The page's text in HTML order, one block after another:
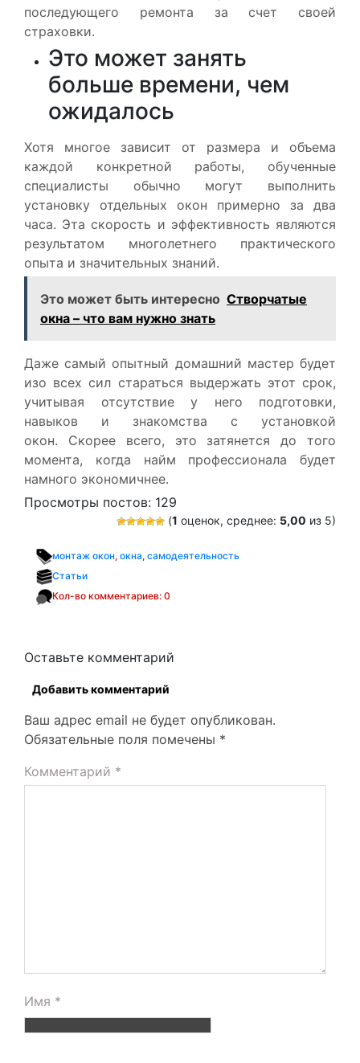
последующего ремонта за счет своей
страховки.
Это может занять
больше времени, чем
ожидалось
Хотя многое зависит от размера и объема
каждой конкретной работы, обученные
специалисты обычно могут выполнить
установку отдельных окон примерно за два
часа. Эта скорость и эффективность являются
результатом многолетнего практического
опыта и значительных знаний.
Это может быть интересно Створчатые
окна – что вам нужно знать
Даже самый опытный домашний мастер будет
изо всех сил стараться выдержать этот срок,
учитывая отсутствие у него подготовки,
навыков и знакомства с установкой
окон. Скорее всего, это затянется до того
момента, когда найм профессионала будет
намного экономичнее.
Просмотры постов: 129
(1 оценок, среднее: 5,00 из 5)
монтаж окон, окна, самодеятельность
Статьи
Кол-во комментариев: 0
Оставьте комментарий
Добавить комментарий
Ваш адрес email не будет опубликован.
Обязательные поля помечены *
Комментарий *
Имя *